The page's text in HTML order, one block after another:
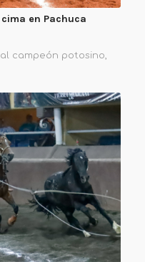
en Pachuca
campeón potosino,